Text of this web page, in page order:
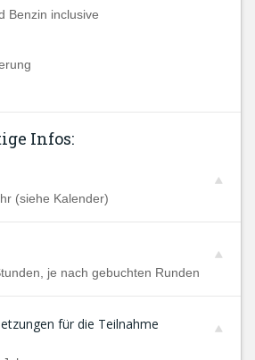
Benzin inclusive
Infos:
(siehe Kalender)
je nach gebuchten Runden
für die Teilnahme